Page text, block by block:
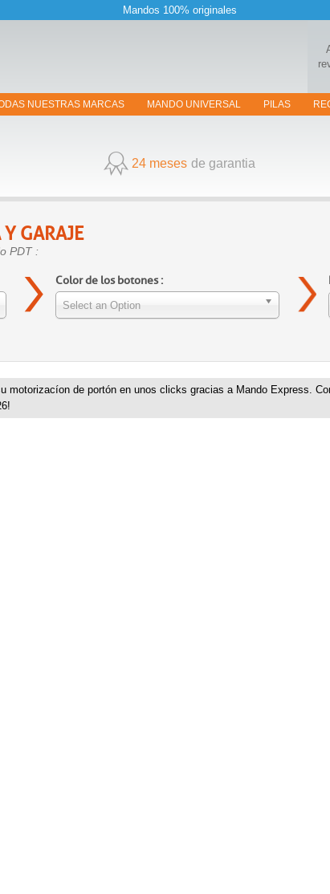
Mandos 100% originales
NUESTRAS MARCAS MANDO UNIVERSAL PILAS
24 meses de garantia
GARAJE
PDT :
Color de los botones :
Select an Option
motorizacíon de portón en unos clicks gracias a Mando Express.